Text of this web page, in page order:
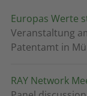
Europas Werte
Veranstaltung
Patentamt in
RAY Network